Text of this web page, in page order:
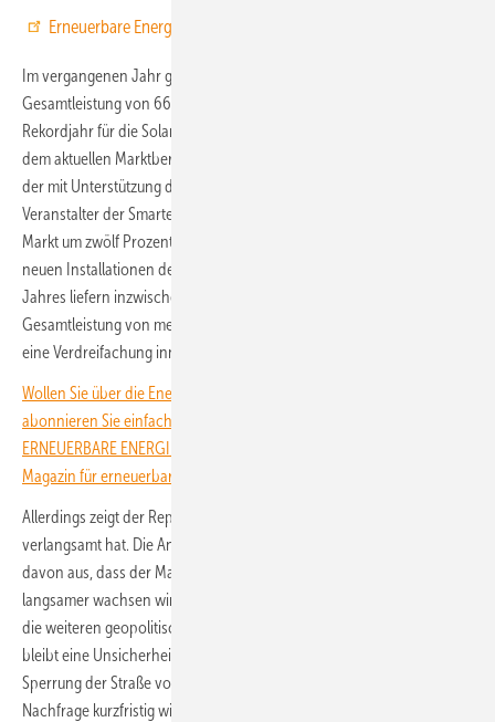
Erneuerbare Energien bei Google bevorzugen
Im vergangenen Jahr gingen weltweit Photovoltaikanlagen mit einer
Gesamtleistung von 664 Gigawatt neu ans Netz. Es ist ein weiteres
Rekordjahr für die Solarenergie in den vergangenen Jahren, wie aus
dem aktuellen Marktbericht von Solarpower Europe (SPE) hervorgeht,
der mit Unterstützung des Global Solar Council und Solar Promotion,
Veranstalter der Smarter E Europe, erstellt wurde. Demnach ist der
Markt um zwölf Prozent im Vergleich zu 2024 gewachsen. Mit den
neuen Installationen des vergangenen Jahres und Anfang dieses
Jahres liefern inzwischen Solarstromanlagen mit einer
Gesamtleistung von mehr als drei Terawatt sauberen Sonnenstrom –
eine Verdreifachung innerhalb von vier Jahren.
Wollen Sie über die Energiewende auf dem Laufenden bleiben? Dann
abonnieren Sie einfach den kostenlosen Newsletter von
ERNEUERBARE ENERGIEN – dem größten verbandsunabhängigen
Magazin für erneuerbare Energien in Deutschland!
Allerdings zeigt der Report auch, dass sich das Wachstum weiter
verlangsamt hat. Die Analyst:innen von Solarpower Europe gehen
davon aus, dass der Markt auch in diesem und im nächsten Jahr
langsamer wachsen wird als in den Jahren nach 2022. Doch wie sich
die weiteren geopolitischen Ereignisse auf die Nachfrage auswirken,
bleibt eine Unsicherheit, wie der Angriff der USA auf den Iran und die
Sperrung der Straße von Hormus gezeigt haben. Danach ging die
Nachfrage kurzfristig wieder nach oben.